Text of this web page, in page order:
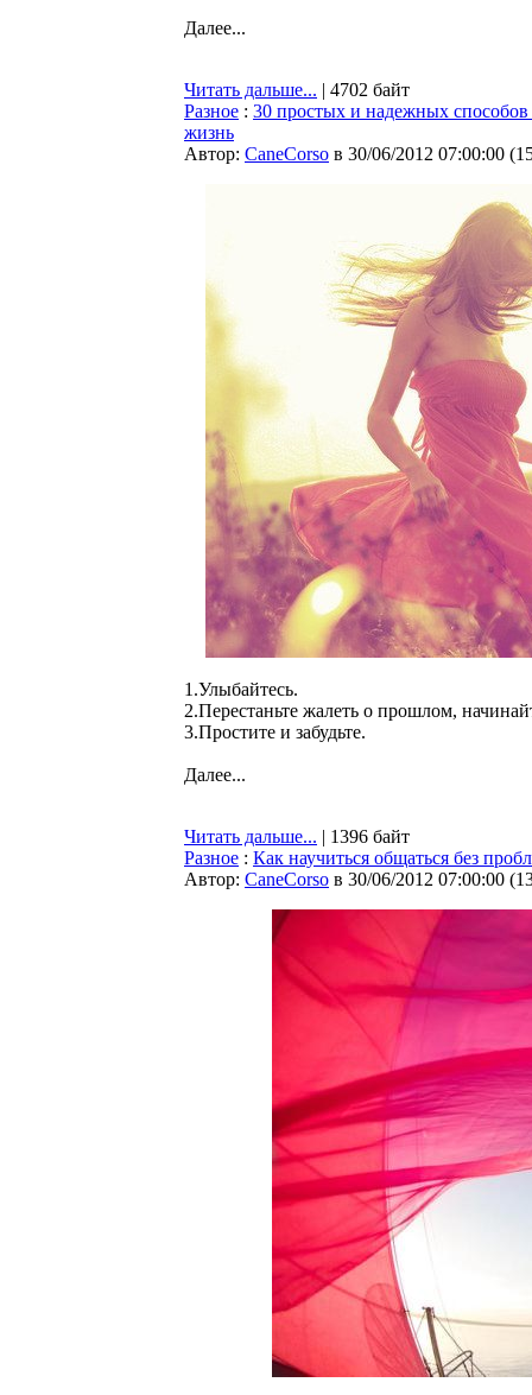
Далее...
Читать дальше... | 4702 байт
Разное : 30 простых и надежных
жизнь
Автор: CaneCorso в 30/06/2012 07:00:00 (
1.Улыбайтесь.
2.Перестаньте жалеть о прошлом,
3.Простите и забудьте.
Далее...
Читать дальше... | 1396 байт
Разное : Как научиться общаться без
Автор: CaneCorso в 30/06/2012 07:00:00 (